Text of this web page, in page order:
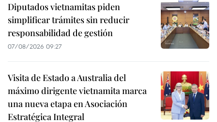
Diputados vietnamitas piden
simplificar trámites sin reducir
responsabilidad de gestión
07/08/2026 09:27
Visita de Estado a Australia del
máximo dirigente vietnamita marca
una nueva etapa en Asociación
Estratégica Integral